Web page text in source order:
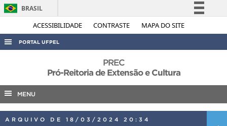
ACESSIBILIDADE CONTRASTE MAPA DO SITE
BRASIL
Simplifique!
Acesso à informação
Legislação
PORTAL UFPEL
AUDITORIA
COBALTO
CONCURSOS
PREC
Pró-Reitoria de Extensão e Cultura
MENU
ARQUIVO DE 18/03/2024 20:34